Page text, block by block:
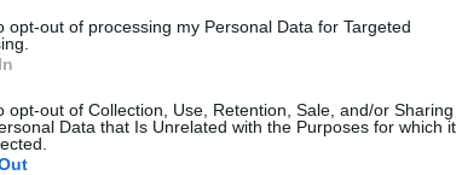
opt-out of processing my Personal Data for Targeted
opt-out of Collection, Use, Retention, Sale, and/or Sharing
Data that Is Unrelated with the Purposes for which it
HÍRLISTA
értékben büntettek a Hargita